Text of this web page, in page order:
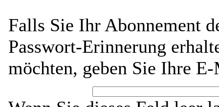
Falls Sie Ihr Abonnement
Passwort-Erinnerung
möchten, geben Sie Ihre